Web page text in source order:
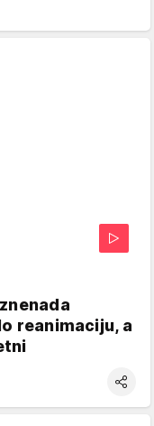
reanimaciju, a